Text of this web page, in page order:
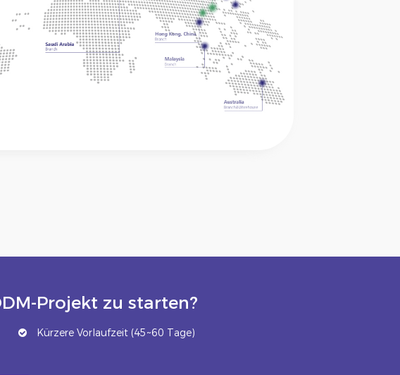
Projekt zu starten?
Kürzere Vorlaufzeit (45~60 Tage)